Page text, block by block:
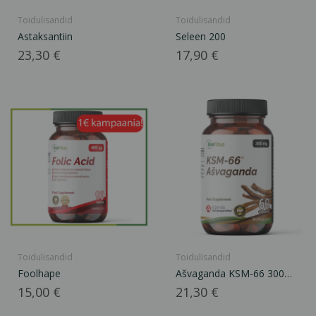
Toidulisandid
Astaksantiin
Hind
23,30 €
Toidulisandid
Seleen 200
Hind
17,90 €
Toidulisandid
Foolhape
Hind
15,00 €
Toidulisandid
Ašvaganda KSM-66 300
mg
Hind
21,30 €